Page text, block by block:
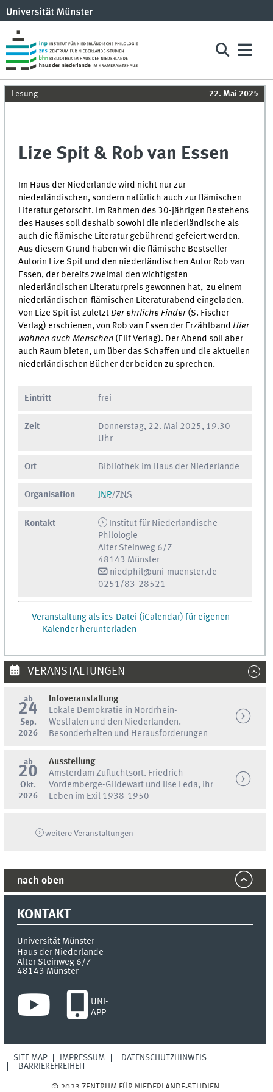
Lesung 22. Mai 2025
Lize Spit & Rob van Essen
Im Haus der Niederlande wird nicht nur zur
niederländischen, sondern natürlich auch zur flämischen
Literatur geforscht. Im Rahmen des 30-jährigen Bestehens
des Hauses soll deshalb sowohl die niederländische als
auch die flämische Literatur gebührend gefeiert werden.
Aus diesem Grund haben wir die flämische Bestseller-
Autorin Lize Spit und den niederländischen Autor Rob van
Essen, der bereits zweimal den wichtigsten
niederländischen Literaturpreis gewonnen hat, zu einem
niederländischen-flämischen Literaturabend eingeladen.
Von Lize Spit ist zuletztDer ehrliche Finder(S. Fischer
Verlag) erschienen, von Rob van Essen der ErzählbandHier
wohnen auch Menschen (Elif Verlag). Der Abend soll aber
auch Raum bieten, um über das Schaffen und die aktuellen
niederländischen Bücher der beiden zu sprechen.
Eintritt frei
Zeit
Donnerstag, 22. Mai 2025, 19.30
Uhr
Ort Bibliothek im Haus der Niederlande
Organisation INP/ZNS
Kontakt
Institut für Niederlandische
Philologie
Alter Steinweg 6/7
48143 Münster
niedphil@uni-muenster.de
0251/83-28521
Veranstaltung als ics-Datei (iCalendar) für eigenen
Kalender herunterladen
VERANSTALTUNGEN
ab
24
Sep.
2026
Infoveranstaltung
Lokale Demokratie in Nordrhein-
Westfalen und den Niederlanden.
Besonderheiten und Herausforderungen
ab
20
Okt.
2026
Ausstellung
Amsterdam Zufluchtsort. Friedrich
Vordemberge-Gildewart und Ilse Leda, ihr
Leben im Exil 1938-1950
weitere Veranstaltungen
nach oben
KONTAKT
Universität Münster
Haus der Niederlande
Alter Steinweg 6/7
48143 Münster
UNI-
APP
SITE MAP IMPRESSUM
DATENSCHUTZHINWEIS
BARRIEREFREIHEIT
© 2023 ZENTRUM FÜR NIEDERLANDE-STUDIEN